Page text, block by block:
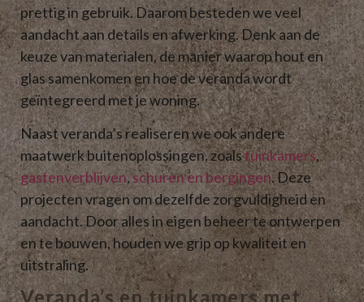
prettig in gebruik. Daarom besteden we veel
aandacht aan details en afwerking. Denk aan de
keuze van materialen, de manier waarop hout en
glas samenkomen en hoe de veranda wordt
geïntegreerd met je woning.
Naast veranda’s realiseren we ook andere
maatwerk buitenoplossingen, zoalstuinkamers,
gastenverblijven,schuren en bergingen. Deze
projecten vragen om dezelfde zorgvuldigheid en
aandacht. Door alles in eigen beheer te ontwerpen
en te bouwen, houden we grip op kwaliteit en
uitstraling.
Veranda’s en tuinkamers met